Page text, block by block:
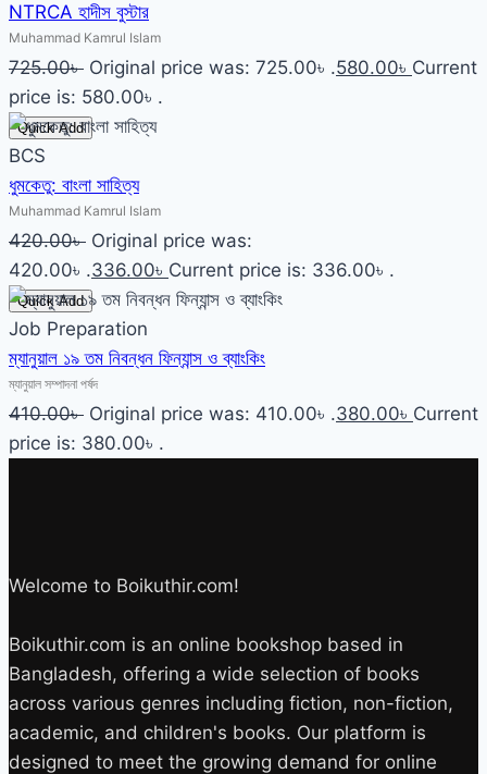
NTRCA হাদীস বুস্টার
Muhammad Kamrul Islam
725.00৳ Original price was: 725.00৳ .580.00৳ Current
price is: 580.00৳ .
Quick Add
BCS
ধুমকেতু: বাংলা সাহিত্য
Muhammad Kamrul Islam
420.00৳ Original price was:
420.00৳ .336.00৳ Current price is: 336.00৳ .
Quick Add
Job Preparation
ম্যানুয়াল ১৯ তম নিবন্ধন ফিন্যান্স ও ব্যাংকিং
ম্যানুয়াল সম্পাদনা পর্ষদ
410.00৳ Original price was: 410.00৳ .380.00৳ Current
price is: 380.00৳ .
Welcome to Boikuthir.com!
Boikuthir.com is an online bookshop based in
Bangladesh, offering a wide selection of books
across various genres including fiction, non-fiction,
academic, and children's books. Our platform is
designed to meet the growing demand for online